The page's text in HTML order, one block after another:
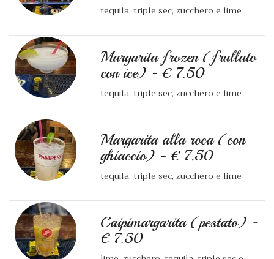
tequila, triple sec, zucchero e lime
Margarita frozen (frullato
con ice) - € 7.50
tequila, triple sec, zucchero e lime
Margarita alla roca (con
ghiaccio) - € 7.50
tequila, triple sec, zucchero e lime
Caipimargarita (pestato) -
€ 7.50